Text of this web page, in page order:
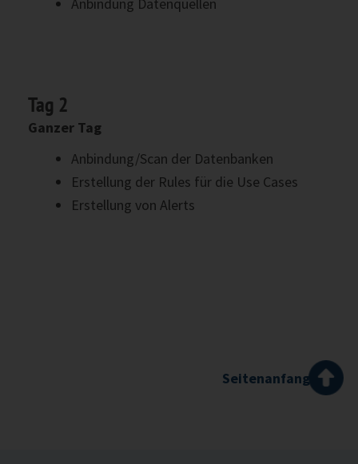
Anbindung Datenquellen
Tag 2
Ganzer Tag
Anbindung/Scan der Datenbanken
Erstellung der Rules für die Use Cases
Erstellung von Alerts
Seitenanfang